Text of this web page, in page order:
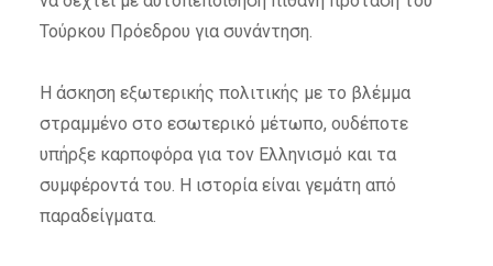
Τούρκου Πρόεδρου για συνάντηση.
Η άσκηση εξωτερικής πολιτικής με το βλέμμα
στραμμένο στο εσωτερικό μέτωπο, ουδέποτε
υπήρξε καρποφόρα για τον Ελληνισμό και τα
συμφέροντά του. Η ιστορία είναι γεμάτη από
παραδείγματα.